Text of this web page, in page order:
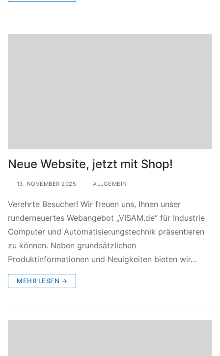
Neue Website, jetzt mit Shop!
13. NOVEMBER 2025 ALLGEMEIN
Verehrte Besucher! Wir freuen uns, Ihnen unser
runderneuertes Webangebot „VISAM.de“ für Industrie
Computer und Automatisierungstechnik präsentieren
zu können. Neben grundsätzlichen
Produktinformationen und Neuigkeiten bieten wir…
MEHR LESEN →